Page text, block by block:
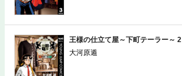
王様の仕立て屋～下町テーラー～ 2
大河原遁